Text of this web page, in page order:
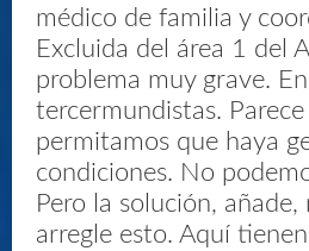
médico de familia y
Excluida del área 1 del
problema muy grave.
tercermundistas.
permitamos que haya
condiciones. No
Pero la solución,
arregle esto. Aquí